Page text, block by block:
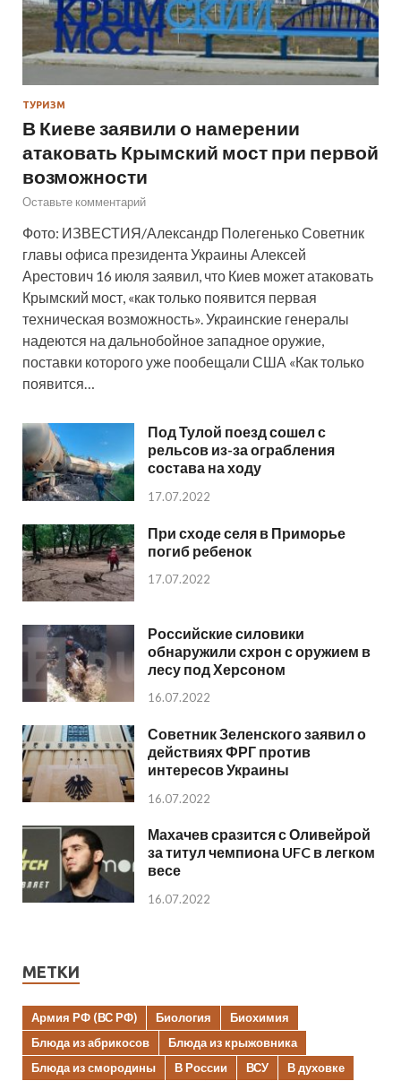
ТУРИЗМ
В Киеве заявили о намерении
атаковать Крымский мост при первой
возможности
Оставьте комментарий
Фото: ИЗВЕСТИЯ/Александр Полегенько Советник
главы офиса президента Украины Алексей
Арестович 16 июля заявил, что Киев может атаковать
Крымский мост, «как только появится первая
техническая возможность». Украинские генералы
надеются на дальнобойное западное оружие,
поставки которого уже пообещали США «Как только
появится…
Под Тулой поезд сошел с
рельсов из-за ограбления
состава на ходу
17.07.2022
При сходе селя в Приморье
погиб ребенок
17.07.2022
Российские силовики
обнаружили схрон с оружием в
лесу под Херсоном
16.07.2022
Советник Зеленского заявил о
действиях ФРГ против
интересов Украины
16.07.2022
Махачев сразится с Оливейрой
за титул чемпиона UFC в легком
весе
16.07.2022
МЕТКИ
Армия РФ (ВС РФ) Биология
Биохимия
Блюда из абрикосов
Блюда из крыжовника
Блюда из смородины
В России ВСУ
В духовке